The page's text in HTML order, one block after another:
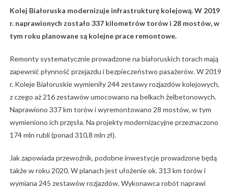
Kolej Białoruska modernizuje infrastrukturę kolejową. W 2019
r. naprawionych zostało 337 kilometrów torów i 28 mostów, w
tym roku planowane są kolejne prace remontowe.
Remonty systematycznie prowadzone na białoruskich torach mają
zapewnić płynność przejazdu i bezpieczeństwo pasażerów. W 2019
r. Koleje Białoruskie wymieniły 244 zestawy rozjazdów kolejowych,
z czego aż 216 zestawów umocowano na belkach żelbetonowych.
Naprawiono 337 km torów i wyremontowano 28 mostów, w tym
wymieniono ich przęsła. Na projekty modernizacyjne przeznaczono
174 mln rubli (ponad 310,8 mln zł).
Jak zapowiada przewoźnik, podobne inwestycje prowadzone będą
także w roku 2020. W planach jest ułożenie ok. 313 km torów i
wymiana 245 zestawów rozjazdów. Wykonawca robót naprawi